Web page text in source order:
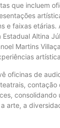
que incluem
e faixas etárias.
Estadual Altina
Martins
oficinas de
contação
consolidando
arte, a